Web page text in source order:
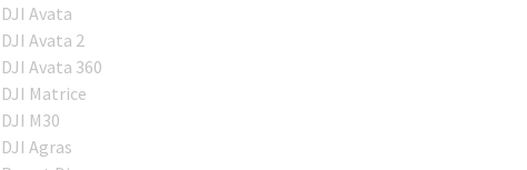
DJI Avata
DJI Avata 2
DJI Avata 360
DJI Matrice
DJI M30
DJI Agras